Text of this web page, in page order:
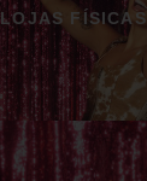
LOJAS FÍSICAS